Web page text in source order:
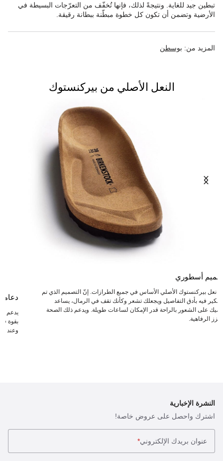
تبطين جيد للغاية. ونتيجةً لذلك، فإنها تُخفّف من التعرّجات البسيطة في
الأرضية وتضمن أن تكون كل خطوة مبطّنة ببطانة رقيقة.
المزيد من: بوسطن
النعل الأصلي من بيركنستوك
أسطوري
نعل بيركنستوك الأصلي الأساس في جميع الطرازات. إنّ التصميم الذي تم
فيه بأدق التفاصيل ويجعلك تشعر وكأنك تقف في الرمال، يساعد
على الشعور بالراحة قدر الإمكان لساعات طويلة. ويدعم ذلك الصحة
الرفاهية.
يدعم
بقوة
وعند
النشرة الإخبارية
اشترك واحصل على عروض خاصة!
عنوان بريدك الإلكتروني*